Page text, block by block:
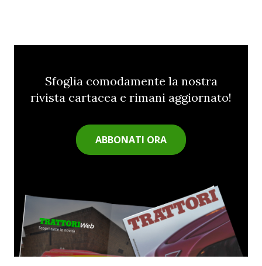
Sfoglia comodamente la nostra
rivista cartacea e rimani aggiornato!
ABBONATI ORA